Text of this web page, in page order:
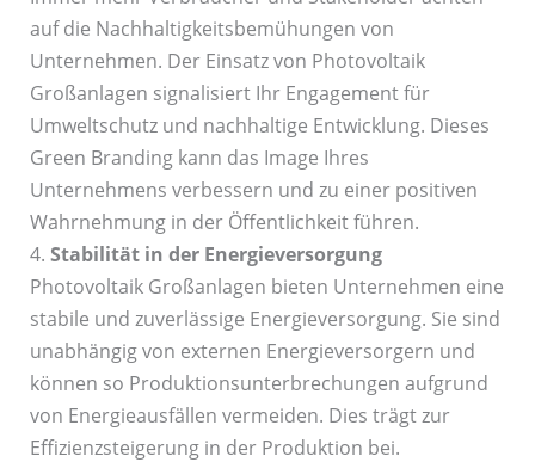
auf die Nachhaltigkeitsbemühungen von
Unternehmen. Der Einsatz von Photovoltaik
Großanlagen signalisiert Ihr Engagement für
Umweltschutz und nachhaltige Entwicklung. Dieses
Green Branding kann das Image Ihres
Unternehmens verbessern und zu einer positiven
Wahrnehmung in der Öffentlichkeit führen.
4. Stabilität in der Energieversorgung
Photovoltaik Großanlagen bieten Unternehmen eine
stabile und zuverlässige Energieversorgung. Sie sind
unabhängig von externen Energieversorgern und
können so Produktionsunterbrechungen aufgrund
von Energieausfällen vermeiden. Dies trägt zur
Effizienzsteigerung in der Produktion bei.